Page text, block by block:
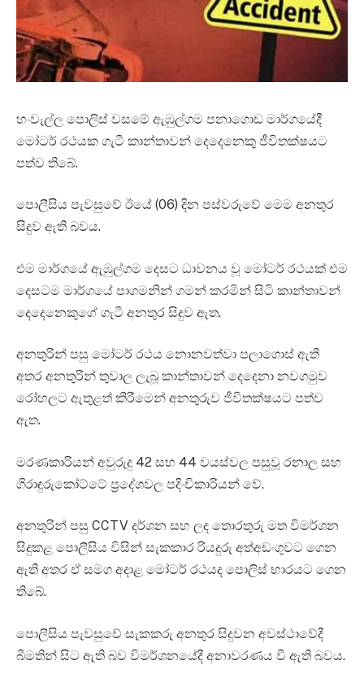
හංවැල්ල පොලිස් වසමේ ඇඹුල්ගම පනාගොඩ මාර්ගයේදී
මෝටර් රථයක ගැටී කාන්තාවන් දෙදෙනෙකු ජීවිතක්ෂයට
පත්ව තිබේ.
පොලීසිය පැවසුවේ ඊයේ (06) දින පස්වරුවේ මෙම අනතුර
සිදුව ඇති බවය.
එම මාර්ගයේ ඇඹුල්ගම දෙසට ධාවනය වූ මෝටර් රථයක් එම
දෙසටම මාර්ගයේ පාගමනින් ගමන් කරමින් සිටි කාන්තාවන්
දෙදෙනෙකුගේ ගැටී අනතුර සිදුව ඇත.
අනතුරින් පසු මෝටර් රථය නොනවත්වා පලාගොස් ඇති
අතර අනතුරින් තුවාල ලැබූ කාන්තාවන් දෙදෙනා නවගමුව
රෝහලට ඇතුළත් කිරීමෙන් අනතුරුව ජීවිතක්ෂයට පත්ව
ඇත.
මරණකාරියන් අවුරුදු 42 සහ 44 වයස්වල පසුවූ රනාල සහ
ගිරාඳුරුකෝට්ටේ ප්‍රදේශවල පදිංචිකාරියන් වේ.
අනතුරින් පසු CCTV දර්ශන සහ ලද තොරතුරු මත විමර්ශන
සිදුකළ පොලීසිය විසින් සැකකාර රියදුරු අත්අඩංගුවට ගෙන
ඇති අතර ඒ සමග අදාළ මෝටර් රථයද පොලිස් භාරයට ගෙන
තිබේ.
පොලීසිය පැවසුවේ සැකකරු අනතුර සිදුවන අවස්ථාවේදී
බීමතින් සිට ඇති බව විමර්ශනයේදී අනාවරණය වී ඇති බවය.